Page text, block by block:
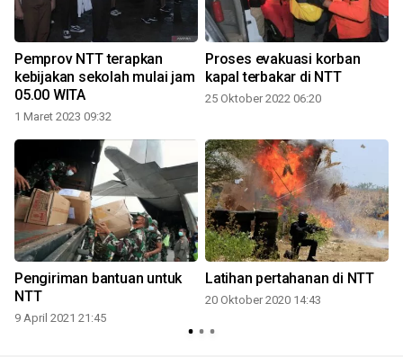
Pemprov NTT terapkan
kebijakan sekolah mulai jam
05.00 WITA
1 Maret 2023 09:32
Proses evakuasi korban
kapal terbakar di NTT
25 Oktober 2022 06:20
Pengiriman bantuan untuk
NTT
9 April 2021 21:45
Latihan pertahanan di NTT
20 Oktober 2020 14:43